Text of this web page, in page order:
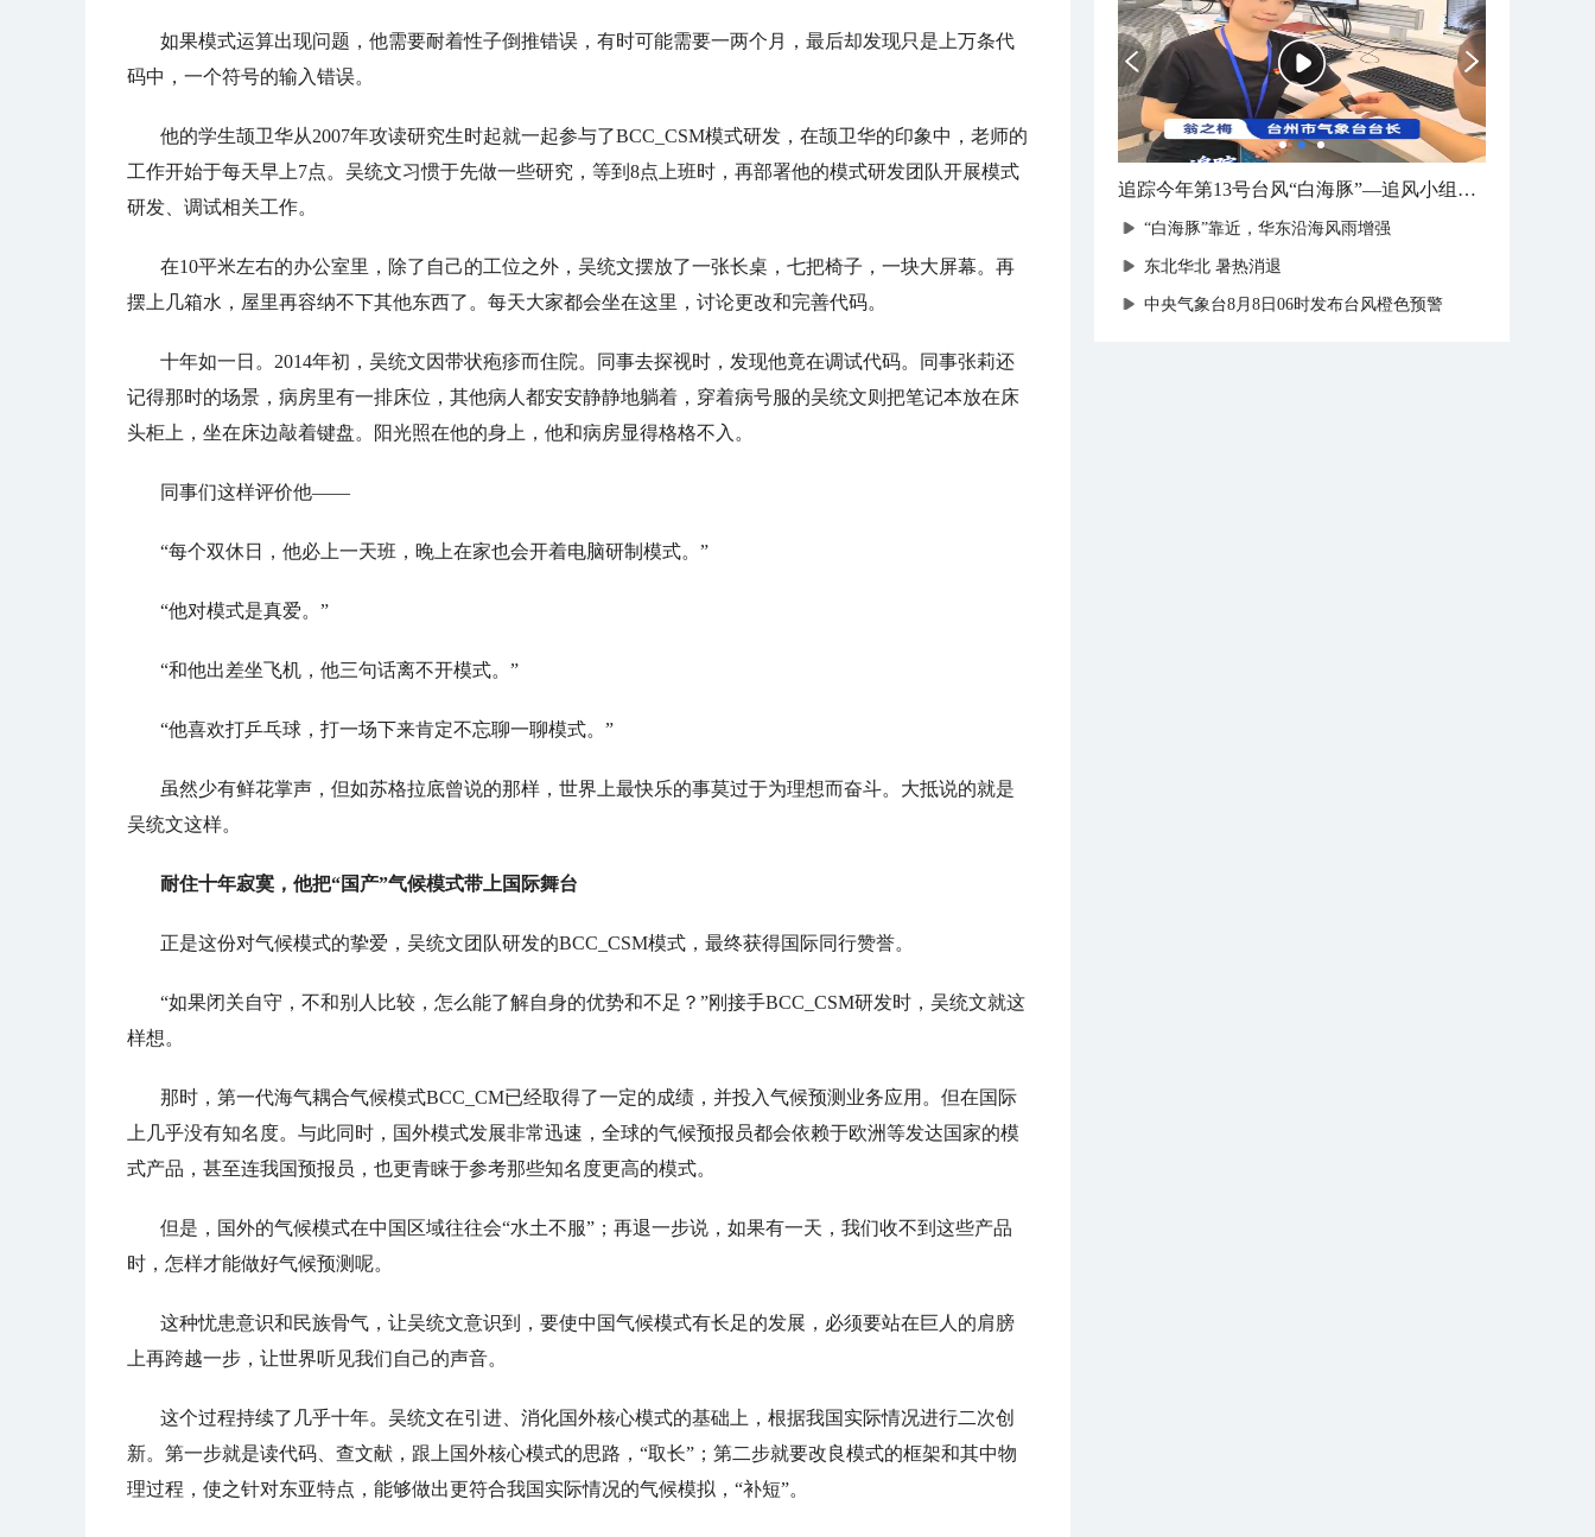
如果模式运算出现问题，他需要耐着性子倒推错误，有时可能需要一两个月，最后却发现只是上万条代
码中，一个符号的输入错误。
他的学生颉卫华从2007年攻读研究生时起就一起参与了BCC_CSM模式研发，在颉卫华的印象中，老师的
工作开始于每天早上7点。吴统文习惯于先做一些研究，等到8点上班时，再部署他的模式研发团队开展模式
研发、调试相关工作。
在10平米左右的办公室里，除了自己的工位之外，吴统文摆放了一张长桌，七把椅子，一块大屏幕。再
摆上几箱水，屋里再容纳不下其他东西了。每天大家都会坐在这里，讨论更改和完善代码。
十年如一日。2014年初，吴统文因带状疱疹而住院。同事去探视时，发现他竟在调试代码。同事张莉还
记得那时的场景，病房里有一排床位，其他病人都安安静静地躺着，穿着病号服的吴统文则把笔记本放在床
头柜上，坐在床边敲着键盘。阳光照在他的身上，他和病房显得格格不入。
同事们这样评价他——
“每个双休日，他必上一天班，晚上在家也会开着电脑研制模式。”
“他对模式是真爱。”
“和他出差坐飞机，他三句话离不开模式。”
“他喜欢打乒乓球，打一场下来肯定不忘聊一聊模式。”
虽然少有鲜花掌声，但如苏格拉底曾说的那样，世界上最快乐的事莫过于为理想而奋斗。大抵说的就是
吴统文这样。
耐住十年寂寞，他把“国产”气候模式带上国际舞台
正是这份对气候模式的挚爱，吴统文团队研发的BCC_CSM模式，最终获得国际同行赞誉。
“如果闭关自守，不和别人比较，怎么能了解自身的优势和不足？”刚接手BCC_CSM研发时，吴统文就这
样想。
那时，第一代海气耦合气候模式BCC_CM已经取得了一定的成绩，并投入气候预测业务应用。但在国际
上几乎没有知名度。与此同时，国外模式发展非常迅速，全球的气候预报员都会依赖于欧洲等发达国家的模
式产品，甚至连我国预报员，也更青睐于参考那些知名度更高的模式。
但是，国外的气候模式在中国区域往往会“水土不服”；再退一步说，如果有一天，我们收不到这些产品
时，怎样才能做好气候预测呢。
这种忧患意识和民族骨气，让吴统文意识到，要使中国气候模式有长足的发展，必须要站在巨人的肩膀
上再跨越一步，让世界听见我们自己的声音。
这个过程持续了几乎十年。吴统文在引进、消化国外核心模式的基础上，根据我国实际情况进行二次创
新。第一步就是读代码、查文献，跟上国外核心模式的思路，“取长”；第二步就要改良模式的框架和其中物
理过程，使之针对东亚特点，能够做出更符合我国实际情况的气候模拟，“补短”。
追踪今年第13号台风“白海豚”—追风小组台州最新消息
“白海豚”靠近，华东沿海风雨增强
​东北华北 暑热消退
中央气象台8月8日06时发布台风橙色预警